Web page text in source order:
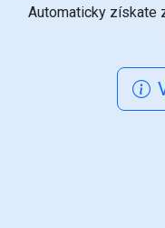
Automaticky získate